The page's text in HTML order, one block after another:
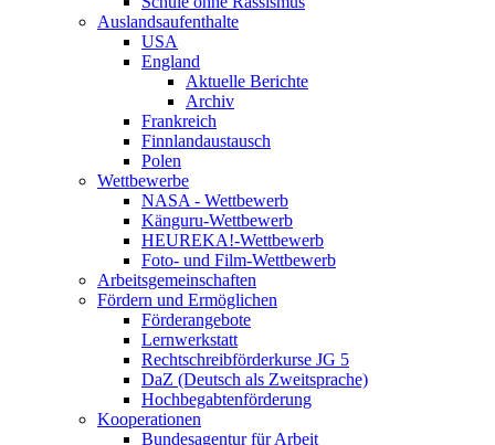
Auslandsaufenthalte
USA
England
Aktuelle Berichte
Archiv
Frankreich
Finnlandaustausch
Polen
Wettbewerbe
NASA - Wettbewerb
Känguru-Wettbewerb
HEUREKA!-Wettbewerb
Foto- und Film-Wettbewerb
Arbeitsgemeinschaften
Fördern und Ermöglichen
Förderangebote
Lernwerkstatt
Rechtschreibförderkurse JG 5
DaZ (Deutsch als Zweitsprache)
Hochbegabtenförderung
Kooperationen
Bundesagentur für Arbeit